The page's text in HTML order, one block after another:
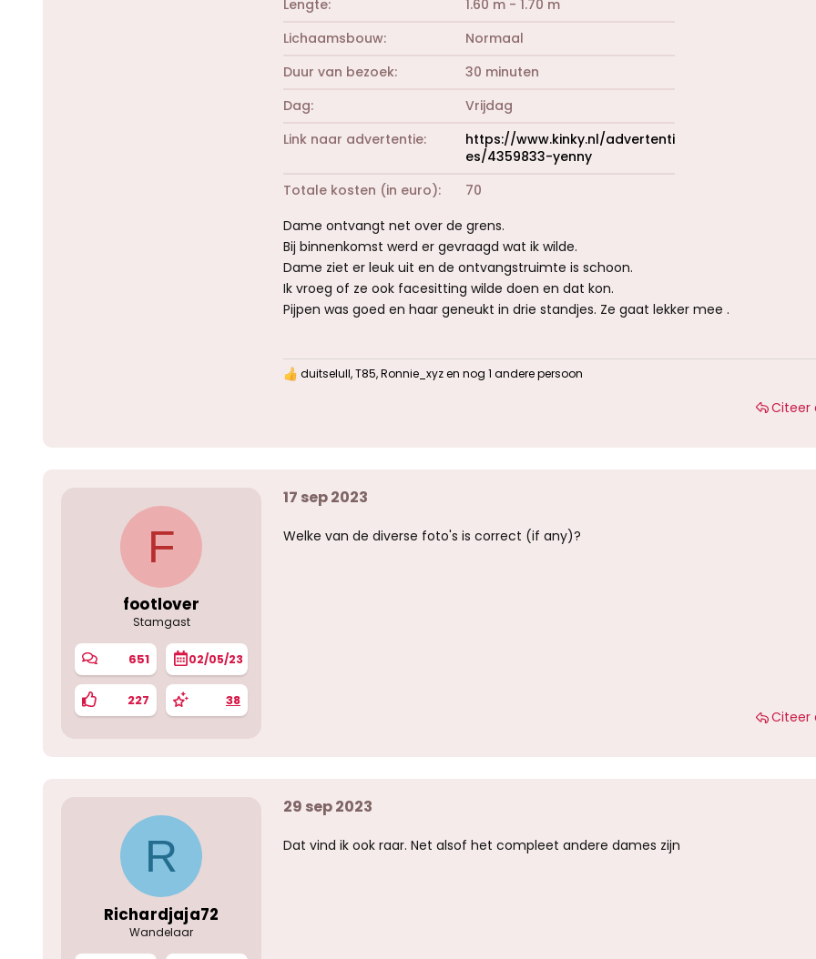
Lengte
1.60 m - 1.70 m
Lichaamsbouw
Normaal
Duur van bezoek
30 minuten
Dag
Vrijdag
Link naar advertentie
https://www.kinky.nl/advertenti
es/4359833-yenny
Totale kosten (in euro)
70
Dame ontvangt net over de grens.
Bij binnenkomst werd er gevraagd wat ik wilde.
Dame ziet er leuk uit en de ontvangstruimte is schoon.
Ik vroeg of ze ook facesitting wilde doen en dat kon.
Pijpen was goed en haar geneukt in drie standjes. Ze gaat lekker mee .
W
n
n
duitselull,T85,Ronnie_xyzen nog 1 andere persoon
Citeer
F
footlover
Stamgast
651 02/05/23
227 38
17 sep 2023
Welke van de diverse foto's is correct (if any)?
Citeer
R
Richardjaja72
Wandelaar
29 sep 2023
Dat vind ik ook raar. Net alsof het compleet andere dames zijn